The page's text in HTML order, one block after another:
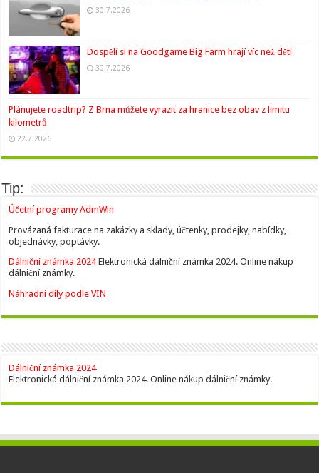
30.7.2026
Dospělí si na Goodgame Big Farm hrají víc než děti
30.7.2026
Plánujete roadtrip? Z Brna můžete vyrazit za hranice bez obav z limitu
kilometrů
22.7.2026
Tip:
Účetní programy AdmWin
Provázaná fakturace na zakázky a sklady, účtenky, prodejky, nabídky,
objednávky, poptávky.
Dálniční známka 2024Elektronická dálniční známka 2024. Online nákup
dálniční známky.
Náhradní díly podle VIN
Dálniční známka 2024
Elektronická dálniční známka 2024. Online nákup dálniční známky.